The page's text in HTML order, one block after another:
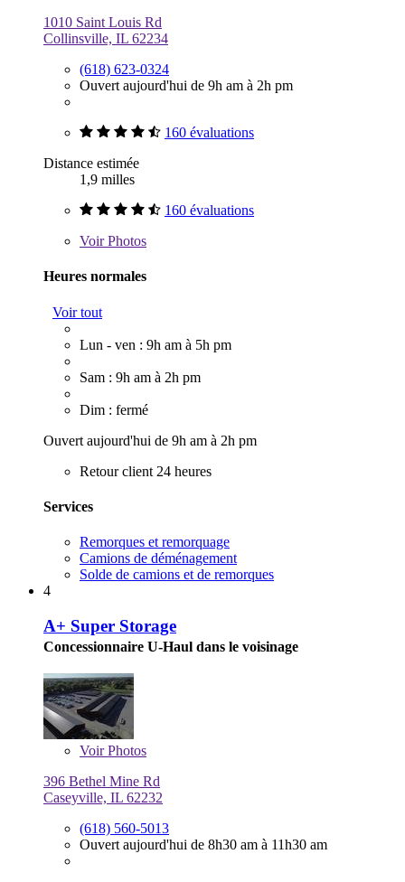
1010 Saint Louis Rd
Collinsville, IL 62234
(618) 623-0324
Ouvert aujourd'hui de 9h am à 2h pm
160 évaluations
Distance estimée
1,9 milles
160 évaluations
VoirPhotos
Heures normales
Voir tout
Lun - ven : 9h am à 5h pm
Sam : 9h am à 2h pm
Dim : fermé
Ouvert aujourd'hui de 9h am à 2h pm
Retour client 24 heures
Services
Remorques et remorquage
Camions de déménagement
Solde de camions et de remorques
4
A+ Super Storage
Concessionnaire U-Haul dans le voisinage
VoirPhotos
396 Bethel Mine Rd
Caseyville, IL 62232
(618) 560-5013
Ouvert aujourd'hui de 8h30 am à 11h30 am